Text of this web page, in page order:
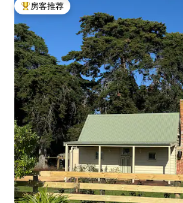
热门「房客推荐」
房客推荐